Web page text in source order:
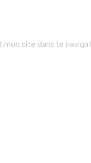
site dans le